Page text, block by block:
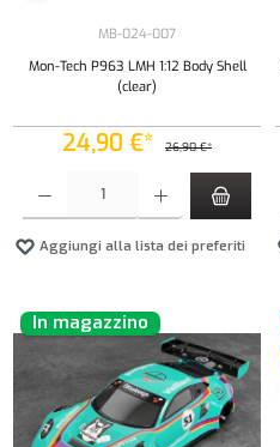
MB-024-007
Mon-Tech P963 LMH 1:12 Body Shell
(clear)
24,90 €* 26,90 €*
Aggiungi alla lista dei preferiti
In magazzino